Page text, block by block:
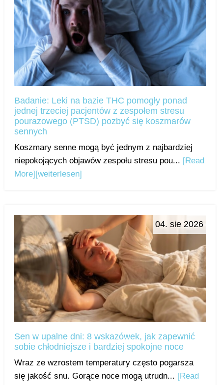
Badanie: Leki na bazie THC pomogły ponad
jednej trzeciej pacjentów z zespołem stresu
pourazowego (PTSD) pozbyć się koszmarów
sennych
Koszmary senne mogą być jednym z najbardziej
niepokojących objawów zespołu stresu pou... [Read
More] [weiterlesen]
04. sie 2026
Sen w upalne dni: 8 wskazówek, jak zapewnić
sobie chłodniejsze i bardziej spokojne noce
Wraz ze wzrostem temperatury często pogarsza
się jakość snu. Gorące noce mogą utrudn... [Read